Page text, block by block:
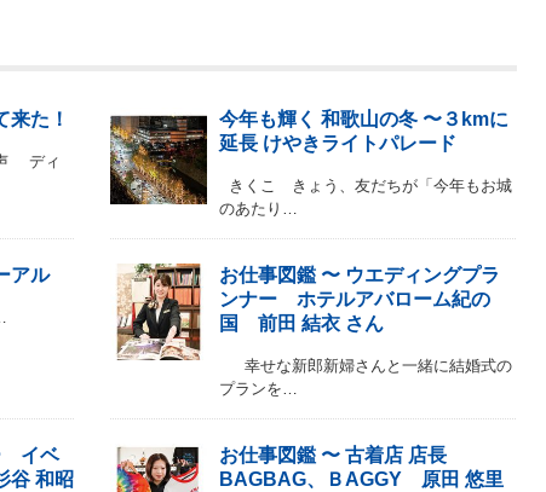
来た！
ディ
今年も輝く 和歌山の冬 〜３kmに
延長 けやきライトパレード
きくこ きょう、友だちが「今年もお城
のあたり…
アル
お仕事図鑑 〜 ウエディングプラ
ンナー ホテルアバローム紀の
国 前田 結衣 さん
幸せな新郎新婦さんと一緒に結婚式の
プランを…
イベ
谷 和昭
お仕事図鑑 〜 古着店 店長
BAGBAG、ＢAGGY 原田 悠里